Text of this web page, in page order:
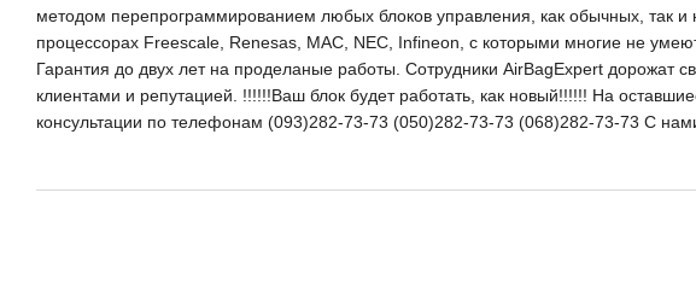
методом перепрограммированием любых блоков управления, как обычных, так и
процессорах Freescale, Renesas, MAC, NEC, Infineon, с которыми многие не
Гарантия до двух лет на проделаные работы. Сотрудники AirBagExpert дорожат
клиентами и репутацией. !!!!!!Ваш блок будет работать, как новый!!!!!! На
консультации по телефонам (093)282-73-73 (050)282-73-73 (068)282-73-73 С